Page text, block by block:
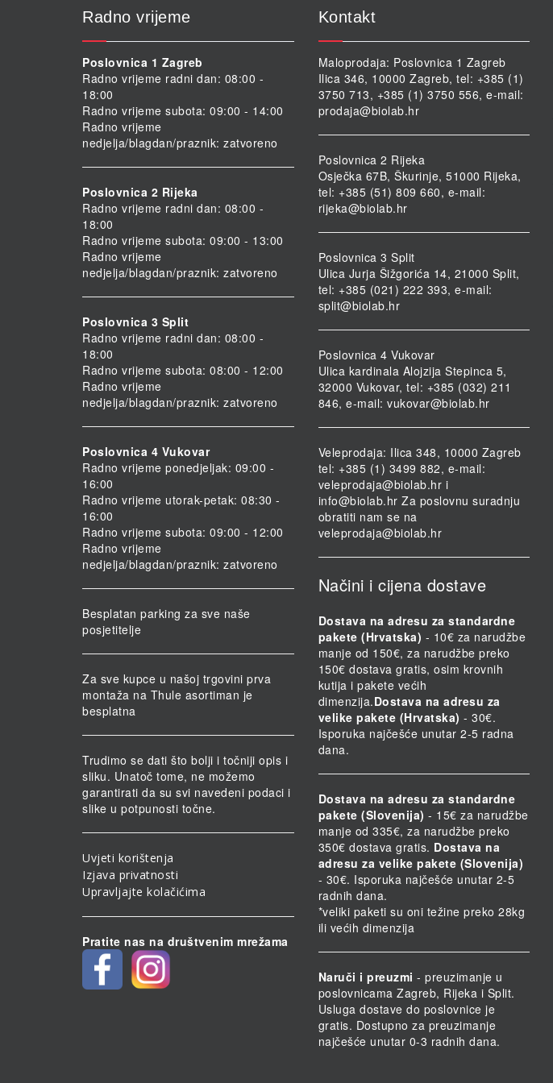
Radno vrijeme
Poslovnica 1 Zagreb
Radno vrijeme radni dan: 08:00 -
18:00
Radno vrijeme subota: 09:00 - 14:00
Radno vrijeme
nedjelja/blagdan/praznik: zatvoreno
Poslovnica 2 Rijeka
Radno vrijeme radni dan: 08:00 -
18:00
Radno vrijeme subota: 09:00 - 13:00
Radno vrijeme
nedjelja/blagdan/praznik: zatvoreno
Poslovnica 3 Split
Radno vrijeme radni dan: 08:00 -
18:00
Radno vrijeme subota: 08:00 - 12:00
Radno vrijeme
nedjelja/blagdan/praznik: zatvoreno
Poslovnica 4 Vukovar
Radno vrijeme ponedjeljak: 09:00 -
16:00
Radno vrijeme utorak-petak: 08:30 -
16:00
Radno vrijeme subota: 09:00 - 12:00
Radno vrijeme
nedjelja/blagdan/praznik: zatvoreno
Besplatan parking za sve naše
posjetitelje
Za sve kupce u našoj trgovini prva
montaža na Thule asortiman je
besplatna
Trudimo se dati što bolji i točniji opis i
sliku. Unatoč tome, ne možemo
garantirati da su svi navedeni podaci i
slike u potpunosti točne.
Uvjeti korištenja
Izjava privatnosti
Upravljajte kolačićima
Pratite nas na društvenim mrežama
Kontakt
Maloprodaja: Poslovnica 1 Zagreb
Ilica 346, 10000 Zagreb, tel: +385 (1)
3750 713, +385 (1) 3750 556, e-mail:
prodaja@biolab.hr
Poslovnica 2 Rijeka
Osječka 67B, Škurinje, 51000 Rijeka,
tel: +385 (51) 809 660, e-mail:
rijeka@biolab.hr
Poslovnica 3 Split
Ulica Jurja Šižgorića 14, 21000 Split,
tel: +385 (021) 222 393, e-mail:
split@biolab.hr
Poslovnica 4 Vukovar
Ulica kardinala Alojzija Stepinca 5,
32000 Vukovar, tel: +385 (032) 211
846, e-mail: vukovar@biolab.hr
Veleprodaja: Ilica 348, 10000 Zagreb
tel: +385 (1) 3499 882, e-mail:
veleprodaja@biolab.hr i
info@biolab.hr Za poslovnu suradnju
obratiti nam se na
veleprodaja@biolab.hr
Načini i cijena dostave
Dostava na adresu za standardne
pakete (Hrvatska) - 10€ za narudžbe
manje od 150€, za narudžbe preko
150€ dostava gratis, osim krovnih
kutija i pakete većih
dimenzija.Dostava na adresu za
velike pakete (Hrvatska) - 30€.
Isporuka najčešće unutar 2-5 radna
dana.
Dostava na adresu za standardne
pakete (Slovenija) - 15€ za narudžbe
manje od 335€, za narudžbe preko
350€ dostava gratis. Dostava na
adresu za velike pakete (Slovenija)
- 30€. Isporuka najčešće unutar 2-5
radnih dana.
*veliki paketi su oni težine preko 28kg
ili većih dimenzija
Naruči i preuzmi - preuzimanje u
poslovnicama Zagreb, Rijeka i Split.
Usluga dostave do poslovnice je
gratis. Dostupno za preuzimanje
najčešće unutar 0-3 radnih dana.